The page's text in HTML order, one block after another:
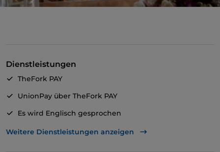
Dienstleistungen
TheFork PAY
UnionPay über TheFork PAY
Es wird Englisch gesprochen
Es wird Französisch gesprochen
Weitere Dienstleistungen anzeigen